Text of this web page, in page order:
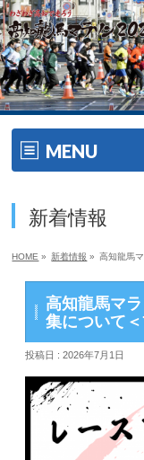
MENU
大会の特徴
ゲスト・ゲスト
エイドメニュー
副賞・特別賞・
新着情報
HOME » 新着情報 » 高知龍馬
高知龍馬マ
集について
投稿日 : 2026年7月1日